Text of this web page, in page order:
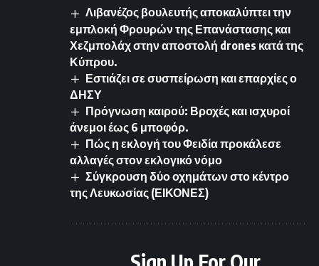
Λιβανέζος βουλευτής αποκαλύπτει την
εμπλοκή Φρουρών της Επανάστασης και
Χεζμπολάχ στην αποστολή drones κατά της
Κύπρου.
Εστιάζει σε συσπείρωση και επαρχίες ο
ΔΗΣΥ
Πρόγνωση καιρού: Βροχές και ισχυροί
άνεμοι έως 6 μποφόρ.
Πώς η εκλογή του Φειδία προκάλεσε
αλλαγές στον εκλογικό νόμο
Σύγκρουση δύο οχημάτων στο κέντρο
της Λευκωσίας (ΕΙΚΟΝΕΣ)